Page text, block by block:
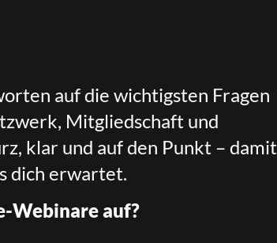
auf die wichtigsten Fragen
Mitgliedschaft und
klar und auf den Punkt – damit
dich erwartet.
Webinare auf?